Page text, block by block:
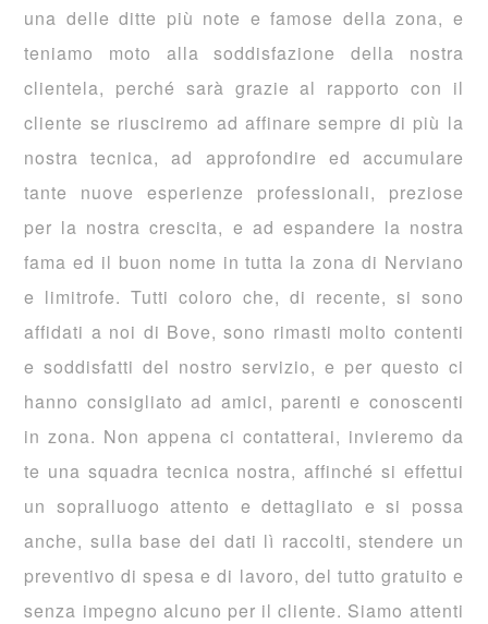
una delle ditte più note e famose della zona, e
teniamo moto alla soddisfazione della nostra
clientela, perché sarà grazie al rapporto con il
cliente se riusciremo ad affinare sempre di più la
nostra tecnica, ad approfondire ed accumulare
tante nuove esperienze professionali, preziose
per la nostra crescita, e ad espandere la nostra
fama ed il buon nome in tutta la zona di Nerviano
e limitrofe. Tutti coloro che, di recente, si sono
affidati a noi di Bove, sono rimasti molto contenti
e soddisfatti del nostro servizio, e per questo ci
hanno consigliato ad amici, parenti e conoscenti
in zona. Non appena ci contatterai, invieremo da
te una squadra tecnica nostra, affinché si effettui
un sopralluogo attento e dettagliato e si possa
anche, sulla base dei dati lì raccolti, stendere un
preventivo di spesa e di lavoro, del tutto gratuito e
senza impegno alcuno per il cliente. Siamo attenti